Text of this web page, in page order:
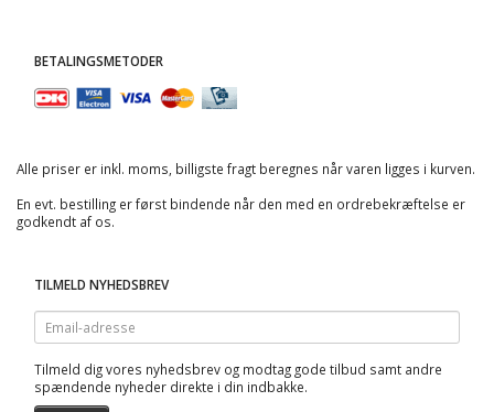
BETALINGSMETODER
Alle priser er inkl. moms, billigste fragt beregnes når varen ligges i kurven.
En evt. bestilling er først bindende når den med en ordrebekræftelse er
godkendt af os.
TILMELD NYHEDSBREV
Email-
adresse
Tilmeld dig vores nyhedsbrev og modtag gode tilbud samt andre
spændende nyheder direkte i din indbakke.